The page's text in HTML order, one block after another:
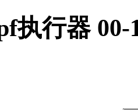
执行器 00-